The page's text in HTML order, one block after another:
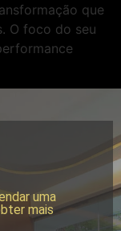
que
O foco do seu
uma
mais